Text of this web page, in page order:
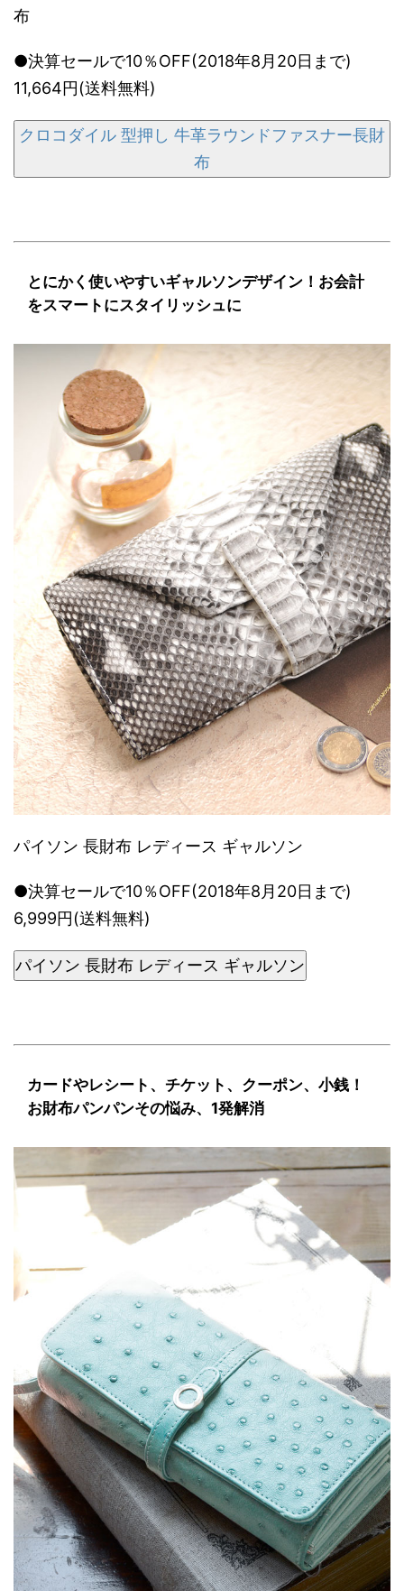
布
●決算セールで10％OFF(2018年8月20日まで)
11,664円(送料無料)
クロコダイル 型押し 牛革ラウンドファスナー長財
布
とにかく使いやすいギャルソンデザイン！お会計
をスマートにスタイリッシュに
パイソン 長財布 レディース ギャルソン
●決算セールで10％OFF(2018年8月20日まで)
6,999円(送料無料)
パイソン 長財布 レディース ギャルソン
カードやレシート、チケット、クーポン、小銭！
お財布パンパンその悩み、1発解消